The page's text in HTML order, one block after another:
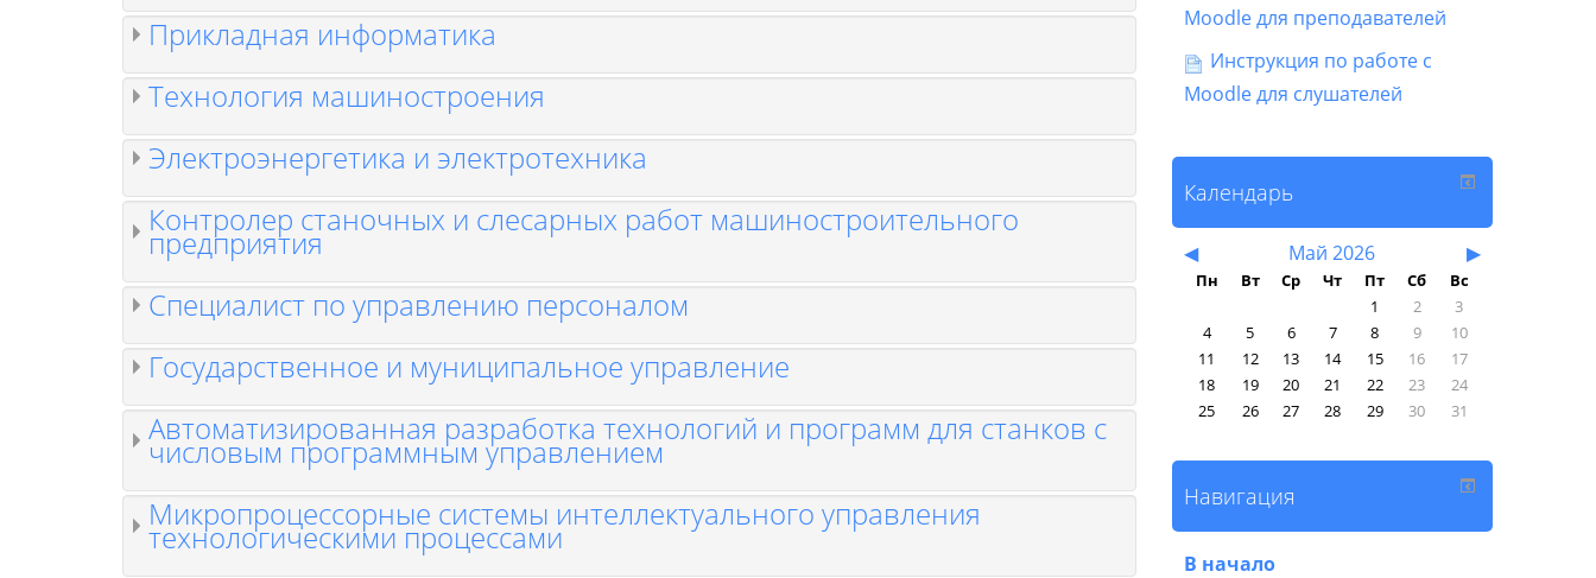
Прикладная информатика
Технология машиностроения
Электроэнергетика и электротехника
Контролер станочных и слесарных работ машиностроительного
предприятия
Специалист по управлению персоналом
Государственное и муниципальное управление
Автоматизированная разработка технологий и программ для станков с
числовым программным управлением
Микропроцессорные системы интеллектуального управления
технологическими процессами
Moodle для преподавателей
Инструкция по работе с
Moodle для слушателей
Календарь
◀︎ Май 2026 ▶︎
Пн Вт Ср Чт Пт Сб
Вс
1
2
3
4
5 6 7 8 9
10
11
12 13 14 15 16
17
18
19 20 21 22 23
24
25
26 27 28 29 30 31
Навигация
В начало